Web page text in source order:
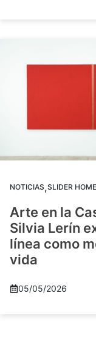
NOTICIAS,SLIDER HOME
Arte en la
Silvia Lerín
línea como
vida
05/05/2026